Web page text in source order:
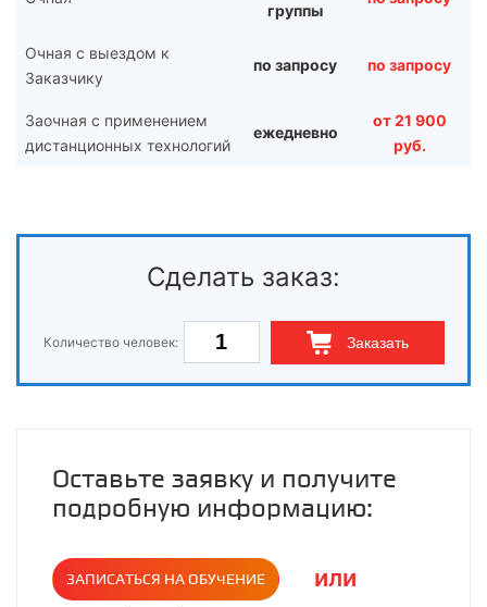
группы
Очная с выездом к
Заказчику
по запросу по запросу
Заочная с применением
дистанционных технологий
ежедневно
от 21 900
руб.
Сделать заказ:
Количество человек: Заказать
Оставьте заявку и получите
подробную информацию:
ЗАПИСАТЬСЯ НА ОБУЧЕНИЕ
или